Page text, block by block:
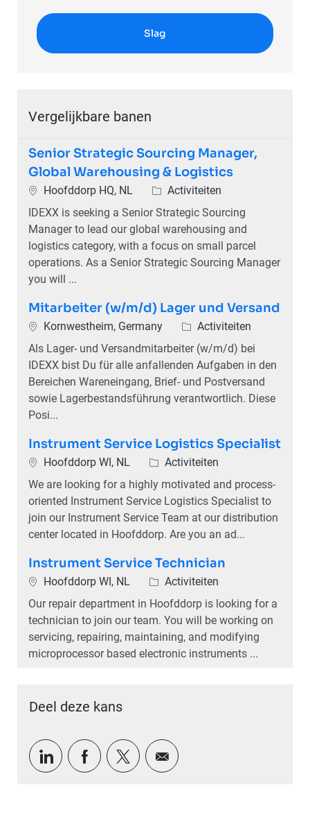
Slag
Vergelijkbare banen
Senior Strategic Sourcing Manager,
Global Warehousing & Logistics
PlaatsHoofddorp HQ, NL Categorie
Activiteiten
IDEXX is seeking a Senior Strategic Sourcing
Manager to lead our global warehousing and
logistics category, with a focus on small parcel
operations. As a Senior Strategic Sourcing Manager
you will ...
Mitarbeiter (w/m/d) Lager und Versand
PlaatsKornwestheim, Germany Categorie
Activiteiten
Als Lager- und Versandmitarbeiter (w/m/d) bei
IDEXX bist Du für alle anfallenden Aufgaben in den
Bereichen Wareneingang, Brief- und Postversand
sowie Lagerbestandsführung verantwortlich. Diese
Posi...
Instrument Service Logistics Specialist
PlaatsHoofddorp WI, NL Categorie
Activiteiten
We are looking for a highly motivated and process-
oriented Instrument Service Logistics Specialist to
join our Instrument Service Team at our distribution
center located in Hoofddorp. Are you an ad...
Instrument Service Technician
PlaatsHoofddorp WI, NL Categorie
Activiteiten
Our repair department in Hoofddorp is looking for a
technician to join our team. You will be working on
servicing, repairing, maintaining, and modifying
microprocessor based electronic instruments ...
Deel deze kans
Delen via LinkedIn
Delen via Facebook
Delen via twitter
Delen via e-mail